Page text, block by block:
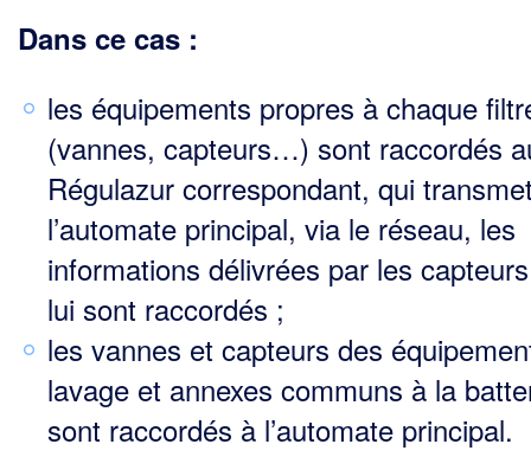
Dans ce cas :
les équipements propres à chaque
(vannes, capteurs…) sont raccordés
Régulazur correspon­dant, qui
l’automate principal, via le réseau, les
informations délivrées par les
lui sont raccordés ;
les vannes et capteurs des
lavage et annexes communs à la
sont raccordés à l’automate principal.